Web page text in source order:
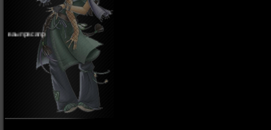
ваыпрвсапр